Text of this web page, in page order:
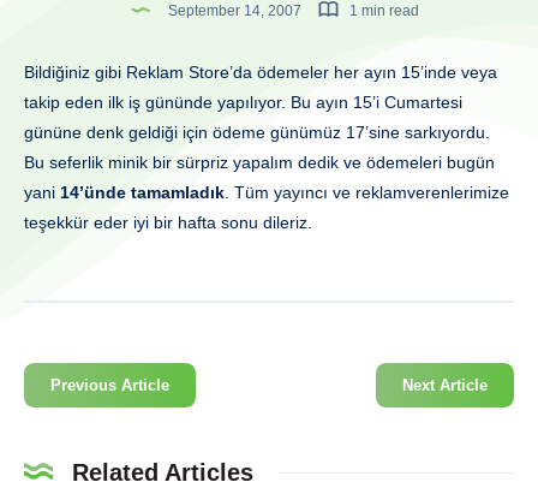
September 14, 2007 1 min read
Bildiğiniz gibi Reklam Store’da ödemeler her ayın 15’inde veya
takip eden ilk iş gününde yapılıyor. Bu ayın 15’i Cumartesi
gününe denk geldiği için ödeme günümüz 17’sine sarkıyordu.
Bu seferlik minik bir sürpriz yapalım dedik ve ödemeleri bugün
yani 14’ünde tamamladık . Tüm yayıncı ve reklamverenlerimize
teşekkür eder iyi bir hafta sonu dileriz.
Previous Article Next Article
Related Articles